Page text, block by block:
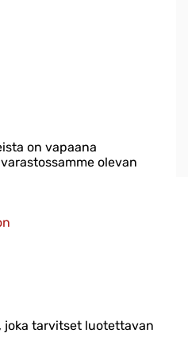
on vapaana
olevan
joka tarvitset luotettavan